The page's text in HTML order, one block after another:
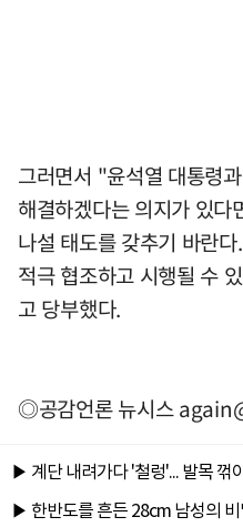
그러면서 "윤석열 대통령
해결하겠다는 의지가 있다
나설 태도를 갖추기 바란
적극 협조하고 시행될 수
고 당부했다.
◎공감언론 뉴시스